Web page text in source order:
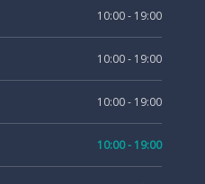
10:00 - 19:00
10:00 - 19:00
10:00 - 19:00
10:00 - 19:00